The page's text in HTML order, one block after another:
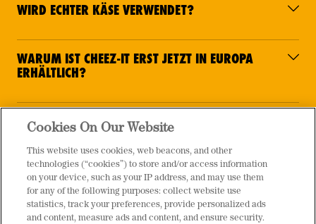
WIRD ECHTER KÄSE VERWENDET?
WARUM IST CHEEZ-IT ERST JETZT IN EUROPA
ERHÄLTLICH?
WIE ENTSORGT MAN DIE VERPACKUNG?
WIE BEWAHRT MAN GEÖFFNETE CHEEZ-IT
PACKUNGEN AM BESTEN AUF?
Cookies On Our Website
This website uses cookies, web beacons, and other
technologies (“cookies”) to store and/or access information
on your device, such as your IP address, and may use them
for any of the following purposes: collect website use
statistics, track your preferences, provide personalized ads
and content, measure ads and content, and ensure security.